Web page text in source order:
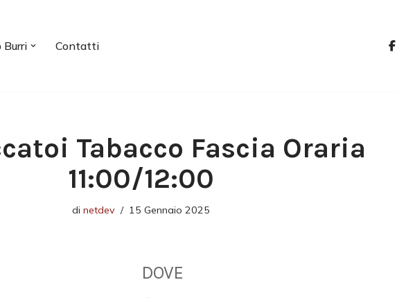
Burri Contatti
Tabacco Fascia Oraria
11:00/12:00
di netdev 15 Gennaio 2025
DOVE